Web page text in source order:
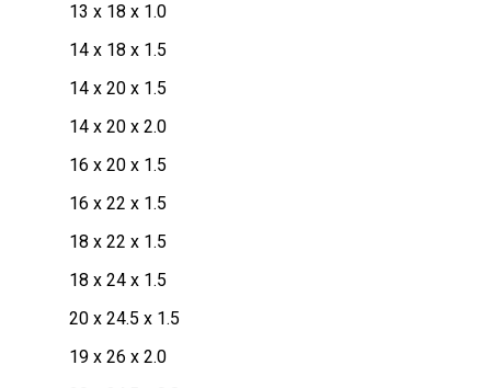
13 x 18 x 1.0
14 x 18 x 1.5
14 x 20 x 1.5
14 x 20 x 2.0
16 x 20 x 1.5
16 x 22 x 1.5
18 x 22 x 1.5
18 x 24 x 1.5
20 x 24.5 x 1.5
19 x 26 x 2.0